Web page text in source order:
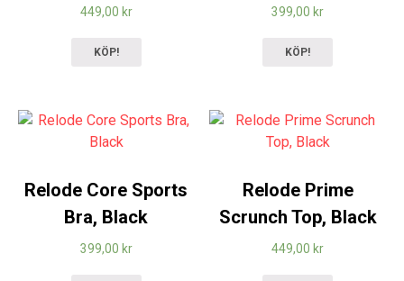
449,00 kr
KÖP!
399,00 kr
KÖP!
Relode Core Sports
Bra, Black
399,00 kr
Relode Prime
Scrunch Top, Black
449,00 kr